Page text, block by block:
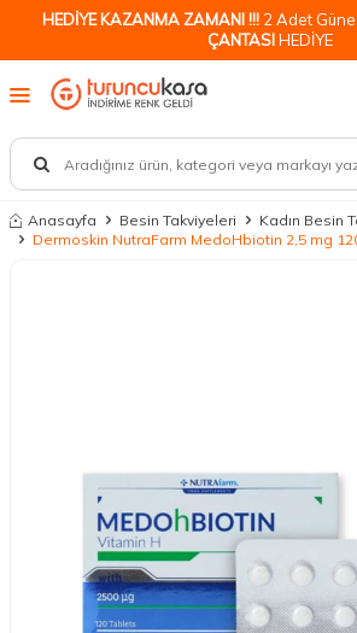
HEDİYE KAZANMA ZAMANI !!! 2 Adet
ÇANTASIHEDİYE
Anasayfa Besin Takviyeleri
Kadın Besin
Dermoskin NutraFarm MedoHbiotin 2,5 mg